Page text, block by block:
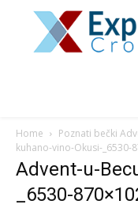
Home Poznati bečki
kuhano-vino-Okusi-_6530-
Advent-u-
_6530-